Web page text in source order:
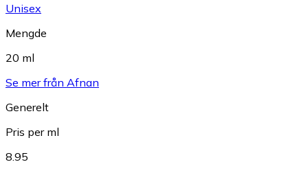
Unisex
Mengde
20 ml
Se mer från Afnan
Generelt
Pris per ml
8.95